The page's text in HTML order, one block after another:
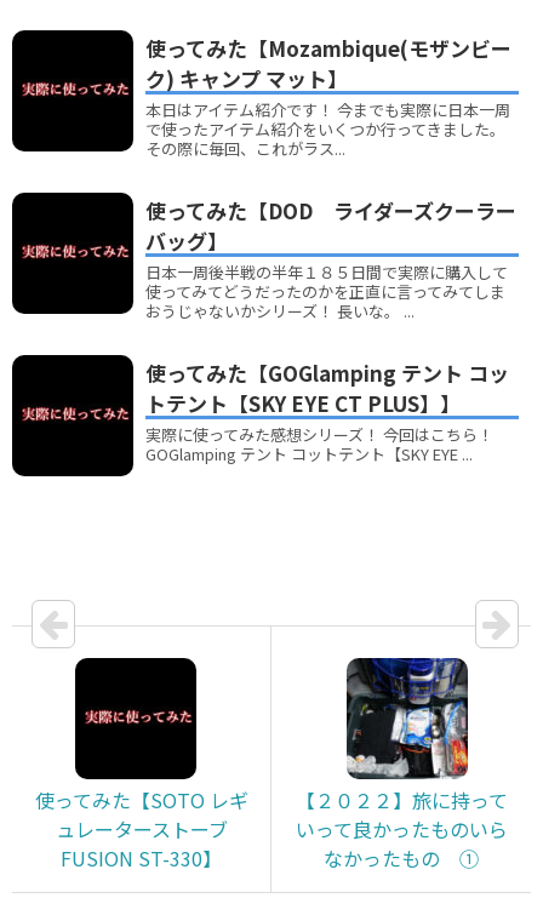
使ってみた【Mozambique(モザンビー
ク) キャンプ マット】
本日はアイテム紹介です！ 今までも実際に日本一周
で使ったアイテム紹介をいくつか行ってきました。
その際に毎回、これがラス...
使ってみた【DOD ライダーズクーラー
バッグ】
日本一周後半戦の半年１８５日間で実際に購入して
使ってみてどうだったのかを正直に言ってみてしま
おうじゃないかシリーズ！ 長いな。 ...
使ってみた【GOGlamping テント コッ
トテント【SKY EYE CT PLUS】】
実際に使ってみた感想シリーズ！ 今回はこちら！
GOGlamping テント コットテント【SKY EYE ...
使ってみた【SOTO レギ
ュレーターストーブ
FUSION ST-330】
【２０２２】旅に持って
いって良かったものいら
なかったもの ①